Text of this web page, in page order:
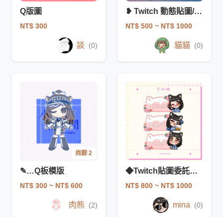
Q版圖
NT$ 300
談 (0)
❥ Twitch 動態貼圖/小奇點 (非模板)
NT$ 500 ~ NT$ 1000
貓貓 (0)
尚餘 2
✎…Q板模版
NT$ 300 ~ NT$ 600
肉熊 (2)
◆Twitch貼圖委託◆資訊欄
NT$ 800 ~ NT$ 1000
mina (0)